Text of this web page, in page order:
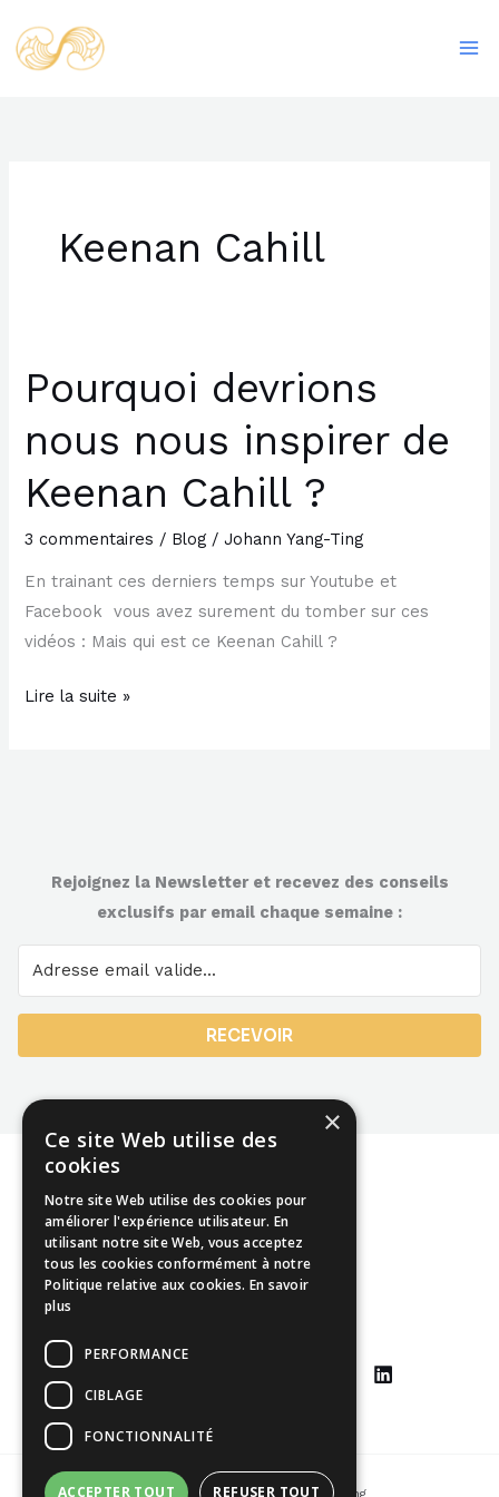
au
contenu
Keenan Cahill
Pourquoi devrions
nous nous inspirer de
Keenan Cahill ?
3 commentaires / Blog /Johann Yang-Ting
En trainant ces derniers temps sur Youtube et
Facebook vous avez surement du tomber sur ces
vidéos : Mais qui est ce Keenan Cahill ?
Pourquoi
devrions
nous
inspirer
Cahill
?
Lire la suite »
Rejoignez la Newsletter et recevez des conseils
exclusifs par email chaque semaine :
RECEVOIR
Mentions légales
CGU
Copyright © 2026 Johann Yang-Ting
×
Ce site Web utilise des
cookies
Notre site Web utilise des cookies pour
améliorer l'expérience utilisateur. En
utilisant notre site Web, vous acceptez
tous les cookies conformément à notre
Politique relative aux cookies. En savoir
plus
PERFORMANCE
CIBLAGE
FONCTIONNALITÉ
ACCEPTER TOUT REFUSER TOUT